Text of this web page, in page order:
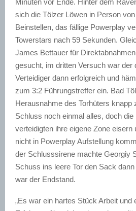
sich die Tölzer Löwen in Person
Beinstellen, das fällige Powerplay
Towerstars nach 59 Sekunden.
James Bettauer für
gesucht, im dritten Versuch war
Verteidiger dann erfolgreich und
zum 3:2 Führungstreffer ein. Bad
Herausnahme des Torhüters knapp
Schluss noch einmal alles, doch
verteidigten ihre eigene Zone eisern
nicht in Powerplay Aufstellung
der Schlusssirene machte Georgiy
Schuss ins leere Tor den Sack
war der Endstand.
„Es war ein hartes Stück Arbeit und